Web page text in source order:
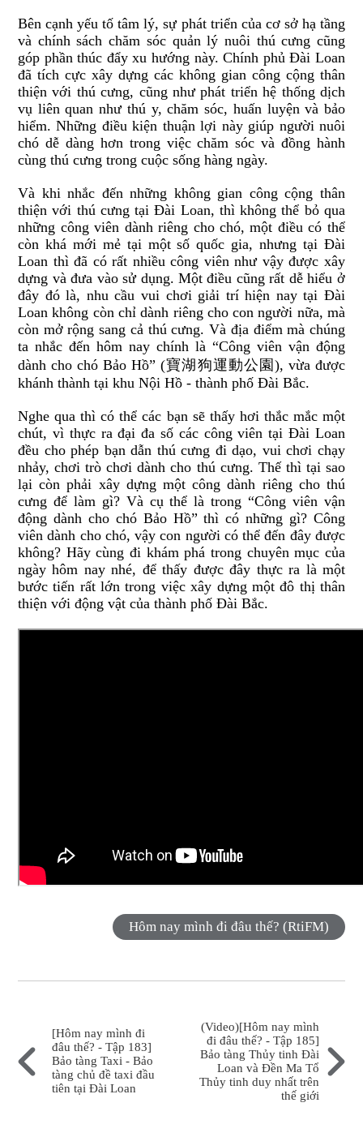
Bên cạnh yếu tố tâm lý, sự phát triển của cơ sở hạ tầng
và chính sách chăm sóc quản lý nuôi thú cưng cũng
góp phần thúc đẩy xu hướng này. Chính phủ Đài Loan
đã tích cực xây dựng các không gian công cộng thân
thiện với thú cưng, cũng như phát triển hệ thống dịch
vụ liên quan như thú y, chăm sóc, huấn luyện và bảo
hiểm. Những điều kiện thuận lợi này giúp người nuôi
chó dễ dàng hơn trong việc chăm sóc và đồng hành
cùng thú cưng trong cuộc sống hàng ngày.
Và khi nhắc đến những không gian công cộng thân
thiện với thú cưng tại Đài Loan, thì không thể bỏ qua
những công viên dành riêng cho chó, một điều có thể
còn khá mới mẻ tại một số quốc gia, nhưng tại Đài
Loan thì đã có rất nhiều công viên như vậy được xây
dựng và đưa vào sử dụng. Một điều cũng rất dễ hiểu ở
đây đó là, nhu cầu vui chơi giải trí hiện nay tại Đài
Loan không còn chỉ dành riêng cho con người nữa, mà
còn mở rộng sang cả thú cưng. Và địa điểm mà chúng
ta nhắc đến hôm nay chính là “Công viên vận động
dành cho chó Bảo Hồ” (寶湖狗運動公園), vừa được
khánh thành tại khu Nội Hồ - thành phố Đài Bắc.
Nghe qua thì có thể các bạn sẽ thấy hơi thắc mắc một
chút, vì thực ra đại đa số các công viên tại Đài Loan
đều cho phép bạn dẫn thú cưng đi dạo, vui chơi chạy
nhảy, chơi trò chơi dành cho thú cưng. Thế thì tại sao
lại còn phải xây dựng một công dành riêng cho thú
cưng để làm gì? Và cụ thể là trong “Công viên vận
động dành cho chó Bảo Hồ” thì có những gì? Công
viên dành cho chó, vậy con người có thể đến đây được
không? Hãy cùng đi khám phá trong chuyên mục của
ngày hôm nay nhé, để thấy được đây thực ra là một
bước tiến rất lớn trong việc xây dựng một đô thị thân
thiện với động vật của thành phố Đài Bắc.
Hôm nay mình đi đâu thế? (RtiFM)
[Hôm nay mình đi
đâu thế? - Tập 183]
Bảo tàng Taxi - Bảo
tàng chủ đề taxi đầu
tiên tại Đài Loan
(Video)[Hôm nay mình
đi đâu thế? - Tập 185]
Bảo tàng Thủy tinh Đài
Loan và Đền Ma Tổ
Thủy tinh duy nhất trên
thế giới